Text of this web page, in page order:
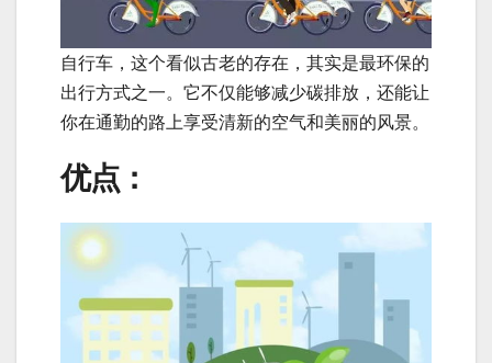
自行车，这个看似古老的存在，其实是最环保的
出行方式之一。它不仅能够减少碳排放，还能让
你在通勤的路上享受清新的空气和美丽的风景。
优点：